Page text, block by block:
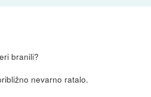
branili?
nevarno ratalo.